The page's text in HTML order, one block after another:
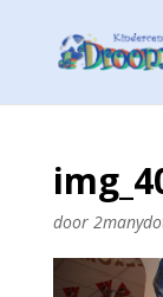
door